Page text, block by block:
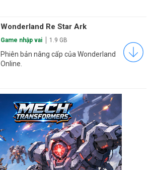
Wonderland Re Star Ark
Game nhập vai 1.9 GB
Phiên bản nâng cấp của Wonderland
Online.